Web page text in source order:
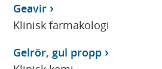
Geavir
Klinisk farmakologi
Gelrör, gul propp